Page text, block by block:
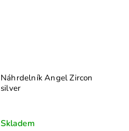
Náhrdelník Angel Zircon
silver
Skladem